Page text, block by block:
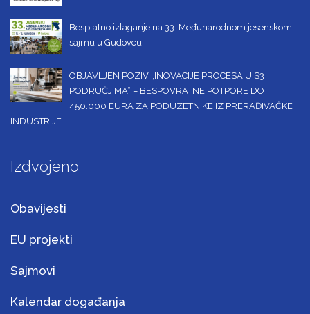
Besplatno izlaganje na 33. Međunarodnom jesenskom
sajmu u Gudovcu
OBJAVLJEN POZIV „INOVACIJE PROCESA U S3
PODRUČJIMA“ – BESPOVRATNE POTPORE DO
450.000 EURA ZA PODUZETNIKE IZ PRERAĐIVAČKE
INDUSTRIJE
Izdvojeno
Obavijesti
EU projekti
Sajmovi
Kalendar događanja